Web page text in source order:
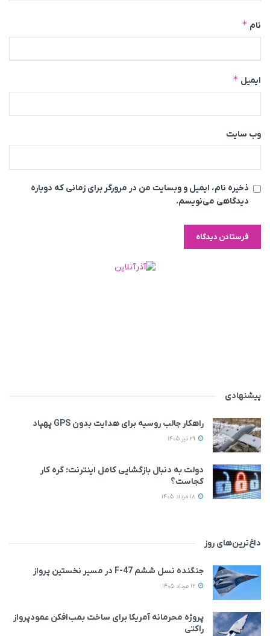
نام *
ایمیل *
وب‌ سایت
ذخیره نام، ایمیل و وبسایت من در مرورگر برای زمانی که دوباره
دیدگاهی می‌نویسم.
پیشنهادی
راهکار جالب روسیه برای هدایت بدون GPS پهپاد
دولت به دنبال بازگشایی کامل اینترنت؛ گره کار
کجاست؟
داغ‌ترین‌های روز
جنگنده نسل ششم F-47 در مسیر نخستین پرواز
پروژه محرمانه آمریکا برای ساخت بمب‌افکن عمودپرواز
راکتی